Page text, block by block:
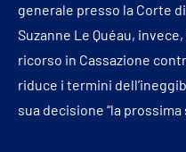
generale presso la Corte
Suzanne Le Quéau,
ricorso in Cassazione
riduce i termini
sua decisione “la prossima